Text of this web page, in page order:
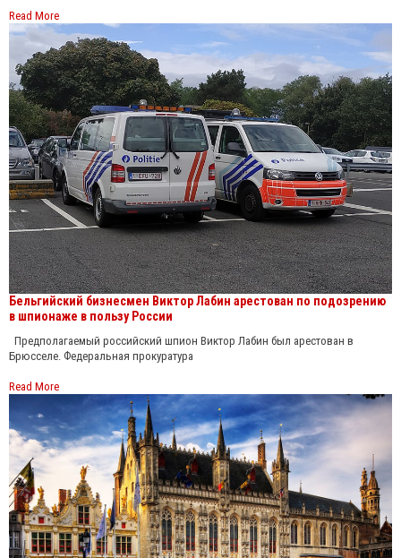
Read More
Бельгийский бизнесмен Виктор Лабин арестован по подозрению
в шпионаже в пользу России
Предполагаемый российский шпион Виктор Лабин был арестован в
Брюсселе. Федеральная прокуратура
Read More